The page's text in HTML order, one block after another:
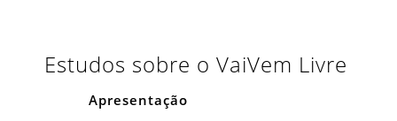
Estudos sobre o VaiVem Livre
Apresentação